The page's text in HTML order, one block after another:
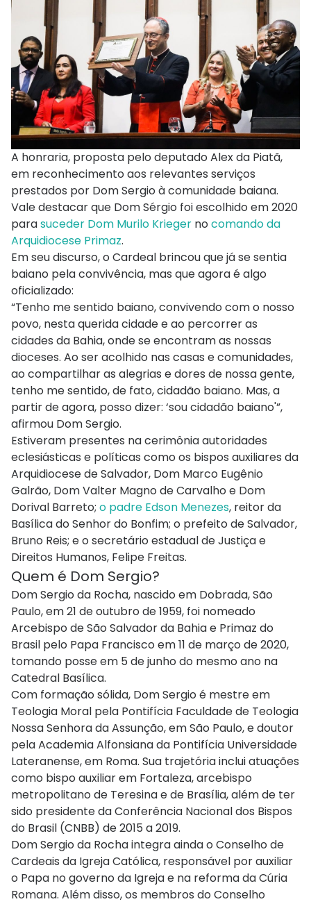
A honraria, proposta pelo deputado Alex da Piatã,
em reconhecimento aos relevantes serviços
prestados por Dom Sergio à comunidade baiana.
Vale destacar que Dom Sérgio foi escolhido em 2020
parasuceder Dom Murilo Krieger no comando da
Arquidiocese Primaz.
Em seu discurso, o Cardeal brincou que já se sentia
baiano pela convivência, mas que agora é algo
oficializado:
“Tenho me sentido baiano, convivendo com o nosso
povo, nesta querida cidade e ao percorrer as
cidades da Bahia, onde se encontram as nossas
dioceses. Ao ser acolhido nas casas e comunidades,
ao compartilhar as alegrias e dores de nossa gente,
tenho me sentido, de fato, cidadão baiano. Mas, a
partir de agora, posso dizer: ‘sou cidadão baiano'”,
afirmou Dom Sergio.
Estiveram presentes na cerimônia autoridades
eclesiásticas e políticas como os bispos auxiliares da
Arquidiocese de Salvador, Dom Marco Eugênio
Galrão, Dom Valter Magno de Carvalho e Dom
Dorival Barreto; o padre Edson Menezes, reitor da
Basílica do Senhor do Bonfim; o prefeito de Salvador,
Bruno Reis; e o secretário estadual de Justiça e
Direitos Humanos, Felipe Freitas.
Quem é Dom Sergio?
Dom Sergio da Rocha, nascido em Dobrada, São
Paulo, em 21 de outubro de 1959, foi nomeado
Arcebispo de São Salvador da Bahia e Primaz do
Brasil pelo Papa Francisco em 11 de março de 2020,
tomando posse em 5 de junho do mesmo ano na
Catedral Basílica.
Com formação sólida, Dom Sergio é mestre em
Teologia Moral pela Pontifícia Faculdade de Teologia
Nossa Senhora da Assunção, em São Paulo, e doutor
pela Academia Alfonsiana da Pontifícia Universidade
Lateranense, em Roma. Sua trajetória inclui atuações
como bispo auxiliar em Fortaleza, arcebispo
metropolitano de Teresina e de Brasília, além de ter
sido presidente da Conferência Nacional dos Bispos
do Brasil (CNBB) de 2015 a 2019.
Dom Sergio da Rocha integra ainda o Conselho de
Cardeais da Igreja Católica, responsável por auxiliar
o Papa no governo da Igreja e na reforma da Cúria
Romana. Além disso, os membros do Conselho